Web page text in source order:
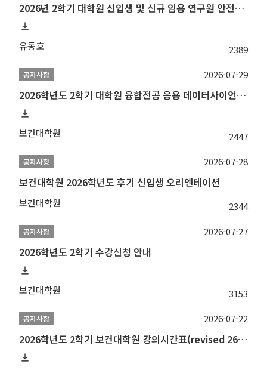
2026년 2학기 대학원 신입생 및 신규 임용 연구원 안전환경교육(신규교육) 실시 안내
유동호 2389
공지사항
2026학년도 2학기 대학원 융합전공 응용 데이터사이언스 선발 계획 알림
보건대학원 2447
2026-07-29
공지사항
보건대학원 2026학년도 후기 신입생 오리엔테이션
보건대학원 2344
2026-07-28
공지사항
2026학년도 2학기 수강신청 안내
보건대학원 3153
2026-07-27
공지사항
2026학년도 2학기 보건대학원 강의시간표(revised 260803)(2026 2nd SEMESTER SNU GSPH TIMETABLE)
2026-07-22